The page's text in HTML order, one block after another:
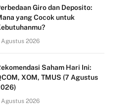
Giro dan Deposito:
yang Cocok untuk
Agustus 2026
Saham Hari Ini:
XOM, TMUS (7 Agustus
Agustus 2026